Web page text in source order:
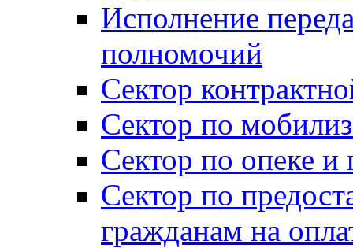
Исполнение
полномочий
Сектор
Сектор по
Сектор по опеке и
Сектор по
гражданам на